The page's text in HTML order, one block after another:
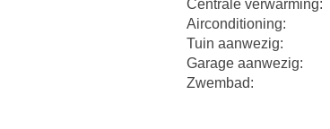
Centrale verwarming:
Airconditioning:
Tuin aanwezig:
Garage aanwezig:
Zwembad: